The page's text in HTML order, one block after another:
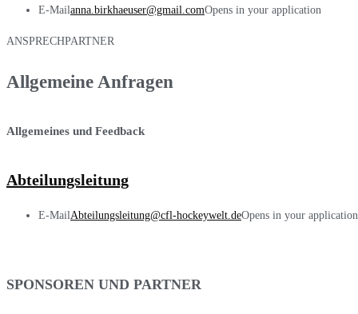
E-Mailanna.birkhaeuser@gmail.comOpens in your application
ANSPRECHPARTNER
Allgemeine Anfragen
Allgemeines und Feedback
Abteilungsleitung
E-MailAbteilungsleitung@cfl-hockeywelt.deOpens in your application
SPONSOREN UND PARTNER